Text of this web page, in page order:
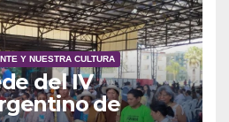
Y NUESTRA CULTURA
del IV
de